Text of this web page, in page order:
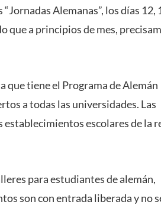
Alemanas”, los días 12,
que a principios de mes,
que tiene el Programa de Alemán
a todas las universidades. Las
escolares de la
para estudiantes de alemán,
son con entrada liberada y no